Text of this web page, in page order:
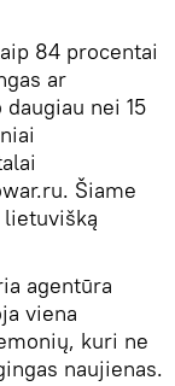
84 procentai
ar
nei 15
Šiame
agentūra
viena
kuri ne
naujienas.